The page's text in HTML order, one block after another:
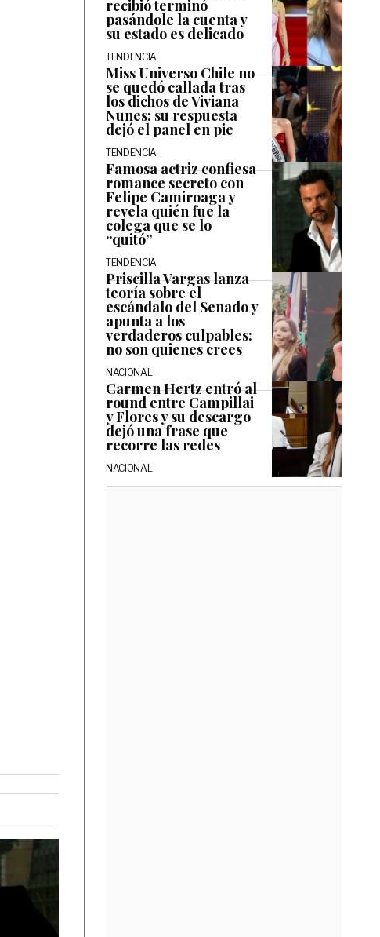
recibió terminó
pasándole la cuenta y
su estado es delicado
TENDENCIA
Miss Universo Chile no
se quedó callada tras
los dichos de Viviana
Nunes: su respuesta
dejó el panel en pie
TENDENCIA
Famosa actriz confiesa
romance secreto con
Felipe Camiroaga y
revela quién fue la
colega que se lo
“quitó”
TENDENCIA
Priscilla Vargas lanza
teoría sobre el
escándalo del Senado y
apunta a los
verdaderos culpables:
no son quienes crees
NACIONAL
Carmen Hertz entró al
round entre Campillai
y Flores y su descargo
dejó una frase que
recorre las redes
NACIONAL